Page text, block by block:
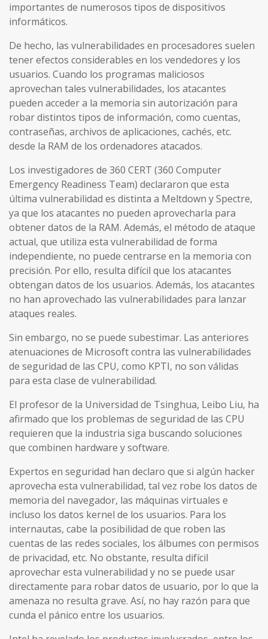
importantes de numerosos tipos de dispositivos
informáticos.
De hecho, las vulnerabilidades en procesadores suelen
tener efectos considerables en los vendedores y los
usuarios. Cuando los programas maliciosos
aprovechan tales vulnerabilidades, los atacantes
pueden acceder a la memoria sin autorización para
robar distintos tipos de información, como cuentas,
contraseñas, archivos de aplicaciones, cachés, etc.
desde la RAM de los ordenadores atacados.
Los investigadores de 360 CERT (360 Computer
Emergency Readiness Team) declararon que esta
última vulnerabilidad es distinta a Meltdown y Spectre,
ya que los atacantes no pueden aprovecharla para
obtener datos de la RAM. Además, el método de ataque
actual, que utiliza esta vulnerabilidad de forma
independiente, no puede centrarse en la memoria con
precisión. Por ello, resulta difícil que los atacantes
obtengan datos de los usuarios. Además, los atacantes
no han aprovechado las vulnerabilidades para lanzar
ataques reales.
Sin embargo, no se puede subestimar. Las anteriores
atenuaciones de Microsoft contra las vulnerabilidades
de seguridad de las CPU, como KPTI, no son válidas
para esta clase de vulnerabilidad.
El profesor de la Universidad de Tsinghua, Leibo Liu, ha
afirmado que los problemas de seguridad de las CPU
requieren que la industria siga buscando soluciones
que combinen hardware y software.
Expertos en seguridad han declaro que si algún hacker
aprovecha esta vulnerabilidad, tal vez robe los datos de
memoria del navegador, las máquinas virtuales e
incluso los datos kernel de los usuarios. Para los
internautas, cabe la posibilidad de que roben las
cuentas de las redes sociales, los álbumes con permisos
de privacidad, etc. No obstante, resulta difícil
aprovechar esta vulnerabilidad y no se puede usar
directamente para robar datos de usuario, por lo que la
amenaza no resulta grave. Así, no hay razón para que
cunda el pánico entre los usuarios.